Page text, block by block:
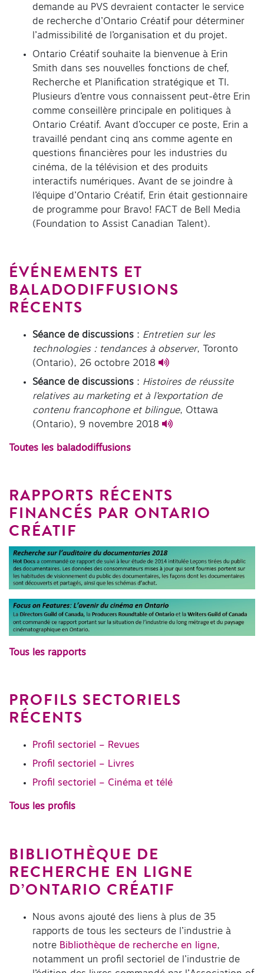
demande au PVS devraient contacter le service
de recherche d’Ontario Créatif pour déterminer
l’admissibilité de l’organisation et du projet.
Ontario Créatif souhaite la bienvenue à Erin
Smith dans ses nouvelles fonctions de chef,
Recherche et Planification stratégique et TI.
Plusieurs d’entre vous connaissent peut-être Erin
comme conseillère principale en politiques à
Ontario Créatif. Avant d’occuper ce poste, Erin a
travaillé pendant cinq ans comme agente en
questions financières pour les industries du
cinéma, de la télévision et des produits
interactifs numériques. Avant de se joindre à
l’équipe d’Ontario Créatif, Erin était gestionnaire
de programme pour Bravo! FACT de Bell Media
(Foundation to Assist Canadian Talent).
ÉVÉNEMENTS ET
BALADODIFFUSIONS
RÉCENTS
Séance de discussions : Entretien sur les
technologies : tendances à observer, Toronto
(Ontario), 26 octobre 2018
Séance de discussions : Histoires de réussite
relatives au marketing et à l’exportation de
contenu francophone et bilingue, Ottawa
(Ontario), 9 novembre 2018
Toutes les baladodiffusions
RAPPORTS RÉCENTS
FINANCÉS PAR ONTARIO
CRÉATIF
Tous les rapports
PROFILS SECTORIELS
RÉCENTS
Profil sectoriel – Revues
Profil sectoriel – Livres
Profil sectoriel – Cinéma et télé
Tous les profils
BIBLIOTHÈQUE DE
RECHERCHE EN LIGNE
D’ONTARIO CRÉATIF
Nous avons ajouté des liens à plus de 35
rapports de tous les secteurs de l’industrie à
notre Bibliothèque de recherche en ligne,
notamment un profil sectoriel de l’industrie de